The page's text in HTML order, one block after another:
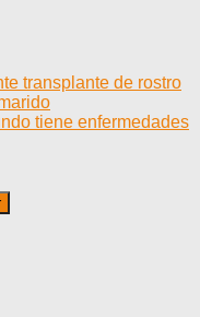
transplante de rostro
tiene enfermedades